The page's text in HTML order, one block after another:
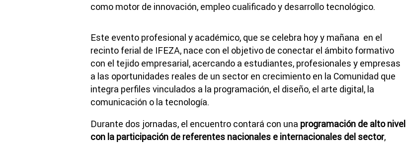
como motor de innovación, empleo cualificado y desarrollo tecnológico.
Este evento profesional y académico, que se celebra hoy y mañana en el
recinto ferial de IFEZA, nace con el objetivo de conectar el ámbito formativo
con el tejido empresarial, acercando a estudiantes, profesionales y empresas
a las oportunidades reales de un sector en crecimiento en la Comunidad que
integra perfiles vinculados a la programación, el diseño, el arte digital, la
comunicación o la tecnología.
Durante dos jornadas, el encuentro contará con una programación de alto nivel
con la participación de referentes nacionales e internacionales del sector,